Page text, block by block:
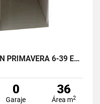
SE VENDE APARTAMENTO EN PRIMAVERA 6-39 ET 2 PUENTE ARANDA
0
Garaje
36
Área m2